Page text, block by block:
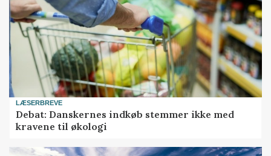
LÆSERBREVE
Debat: Danskernes indkøb stemmer ikke med
kravene til økologi